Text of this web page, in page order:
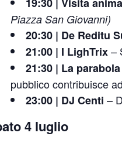
Piazza San Giovanni)
20:30 | De Reditu
21:00 | I LighTrix–
21:30 | La
pubblico contribuisce
23:00 | DJ Centi –
4 luglio